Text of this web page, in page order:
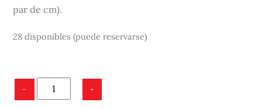
par de cm).
28 disponibles (puede reservarse)
−
ASENTADOR
CON
+